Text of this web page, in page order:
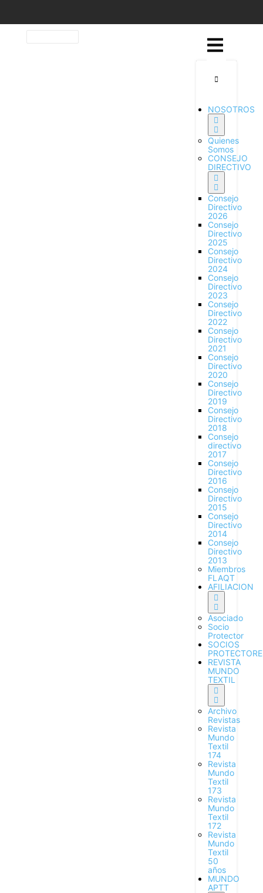
NOSOTROS
Quienes
Somos
CONSEJO
DIRECTIVO
Consejo
Directivo
2026
Consejo
Directivo
2025
Consejo
Directivo
2024
Consejo
Directivo
2023
Consejo
Directivo
2022
Consejo
Directivo
2021
Consejo
Directivo
2020
Consejo
Directivo
2019
Consejo
Directivo
2018
Consejo
directivo
2017
Consejo
Directivo
2016
Consejo
Directivo
2015
Consejo
Directivo
2014
Consejo
Directivo
2013
Miembros
FLAQT
AFILIACION
Asociado
Socio
Protector
SOCIOS
REVISTA
MUNDO
TEXTIL
Archivo
Revistas
Revista
Mundo
Textil
174
Revista
Mundo
Textil
173
Revista
Mundo
Textil
172
Revista
Mundo
Textil
50
años
MUNDO
APTT